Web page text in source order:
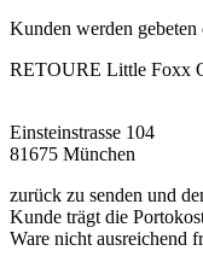
Kunden werden gebeten
RETOURE Little
Einsteinstrasse 104
81675 München
zurück zu senden und
Kunde trägt die
Ware nicht ausreichend